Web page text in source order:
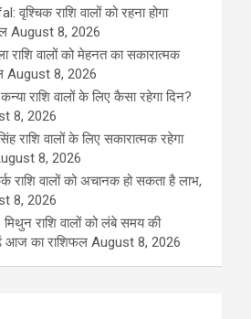
राशि वालों को रहना होगा
August 8, 2026
वालों को मेहनत का सकारात्मक
August 8, 2026
राशि वालों के लिए कैसा रहेगा दिन?
8, 2026
राशि वालों के लिए सकारात्मक रहेगा
8, 2026
वालों को अचानक हो सकता है लाभ,
8, 2026
राशि वालों को लंबे समय की
आज का राशिफल August 8, 2026